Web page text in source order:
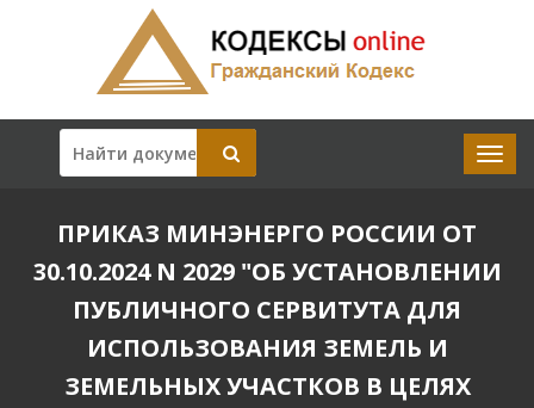
ПРИКАЗ МИНЭНЕРГО РОССИИ ОТ
30.10.2024 N 2029 "ОБ УСТАНОВЛЕНИИ
ПУБЛИЧНОГО СЕРВИТУТА ДЛЯ
ИСПОЛЬЗОВАНИЯ ЗЕМЕЛЬ И
ЗЕМЕЛЬНЫХ УЧАСТКОВ В ЦЕЛЯХ